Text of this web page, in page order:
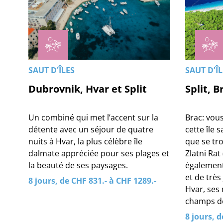
SAUT D'ÎLES
Dubrovnik, Hvar et Split
Un combiné qui met l’accent sur la
détente avec un séjour de quatre
nuits à Hvar, la plus célèbre île
dalmate appréciée pour ses plages et
la beauté de ses paysages.
8 jours, de CHF 831.- à CHF 1289.-
SAUT
Split,
Brac:
cette île
que se
Zlatni Rat
et de très
Hvar,
champs
8 jours,